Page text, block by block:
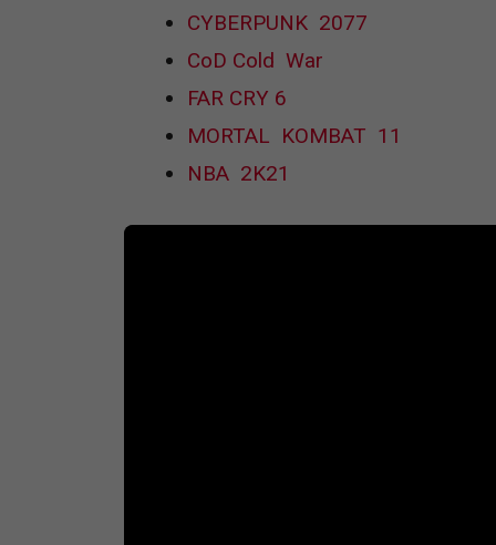
CYBERPUNK 2077
CoD Cold War
FAR CRY 6
MORTAL KOMBAT 11
NBA 2K21